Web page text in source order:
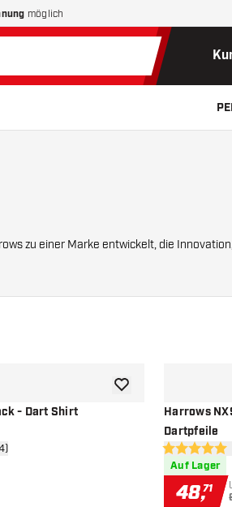
möglich
- Dart Shirt
öffnen
Zur Wunschliste
Harrows
Dartpfeile
5
Auf Lager
48,71